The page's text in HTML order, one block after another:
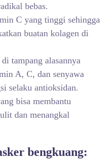
bebas.
C yang tinggi sehingga
buatan kolagen di
tampang alasannya
A, C, dan senyawa
selaku antioksidan.
bisa membantu
dan menangkal
bengkuang: